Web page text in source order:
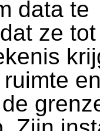
data te
ze